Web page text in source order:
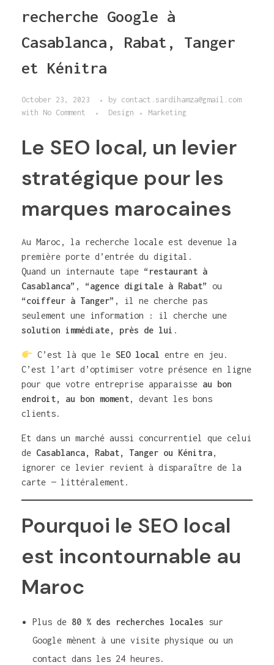
recherche Google à
Casablanca, Rabat, Tanger
et Kénitra
October 23, 2023 by contact.sardihamza@gmail.com
with No Comment Design Marketing
Le SEO local, un levier
stratégique pour les
marques marocaines
Au Maroc, la recherche locale est devenue la
première porte d’entrée du digital.
Quand un internaute tape “restaurant à
Casablanca” , “agence digitale à Rabat” ou
“coiffeur à Tanger” , il ne cherche pas
seulement une information : il cherche une
solution immédiate, près de lui .
C’est là que leSEO local entre en jeu.
C’est l’art d’optimiser votre présence en ligne
pour que votre entreprise apparaisse au bon
endroit, au bon moment, devant les bons
clients.
Et dans un marché aussi concurrentiel que celui
de Casablanca, Rabat, Tanger ou Kénitra,
ignorer ce levier revient à disparaître de la
carte — littéralement.
Pourquoi le SEO local
est incontournable au
Maroc
Plus de 80 % des recherches locales sur
Google mènent à une visite physique ou un
contact dans les 24 heures.